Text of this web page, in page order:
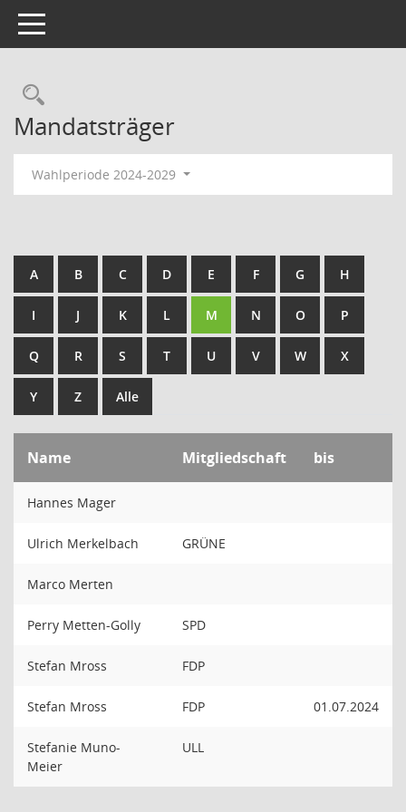
Toggle navigation
Rechercheauswahl
Mandatsträger
Wahlperiode 2024-2029
A B C D E F G H
I J K L M N O P
Q R S T U V W X
Y Z Alle
Name Mitgliedschaft bis
Hannes Mager
Ulrich Merkelbach GRÜNE
Marco Merten
Perry Metten-Golly SPD
Stefan Mross FDP
Stefan Mross FDP 01.07.2024
Stefanie Muno-
Meier
ULL